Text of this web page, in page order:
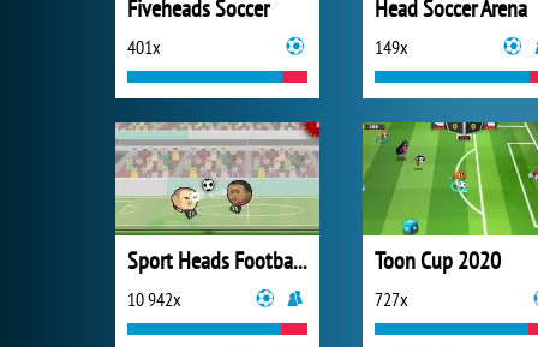
Fiveheads Soccer
401x
Head Soccer Arena
149x
Sport Heads Football Championship
10 942x
Toon Cup 2020
727x